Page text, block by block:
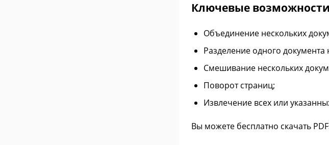
Ключевые возможности
Объединение нескольких
Разделение одного документа
Смешивание нескольких
Поворот страниц;
Извлечение всех или
Вы можете бесплатно скачать